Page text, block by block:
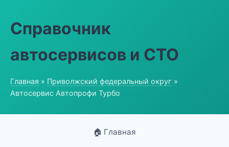
Справочник
автосервисов и СТО
Главная » Приволжский федеральный округ »
Автосервис Автопрофи Турбо
🏠 Главная